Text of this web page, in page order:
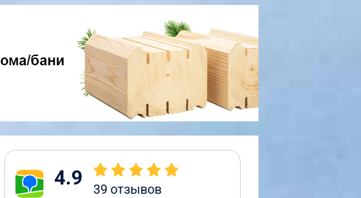
4.9 39 отзывов